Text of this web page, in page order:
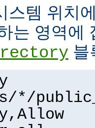
스템 위치
는 영역에
블
*/